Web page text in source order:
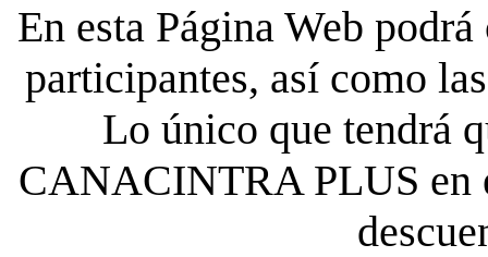
En esta Página Web
participantes, así como
Lo único que tendrá
CANACINTRA PLUS en